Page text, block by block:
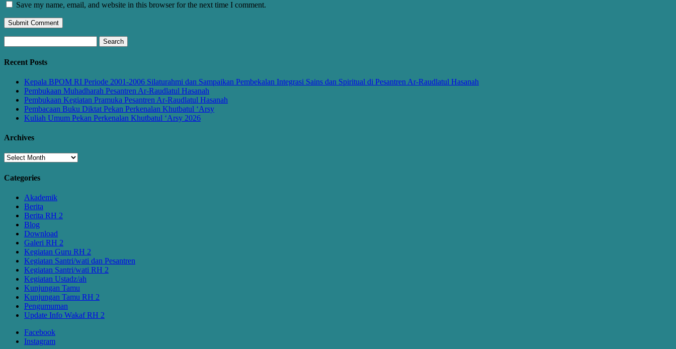
Save my name, email, and website in this browser for the next time I comment.
for:
Recent Posts
Kepala BPOM RI Periode 2001-2006 Silaturahmi dan Sampaikan Pembekalan Integrasi Sains dan Spiritual di Pesantren Ar-Raudlatul Hasanah
Pembukaan Muhadharah Pesantren Ar-Raudlatul Hasanah
Pembukaan Kegiatan Pramuka Pesantren Ar-Raudlatul Hasanah
Pembacaan Buku Diktat Pekan Perkenalan Khutbatul ‘Arsy
Kuliah Umum Pekan Perkenalan Khutbatul ‘Arsy 2026
Archives
Archives
Categories
Akademik
Berita
Berita RH 2
Blog
Download
Galeri RH 2
Kegiatan Guru RH 2
Kegiatan Santri/wati dan Pesantren
Kegiatan Santri/wati RH 2
Kegiatan Ustadz/ah
Kunjungan Tamu
Kunjungan Tamu RH 2
Pengumuman
Update Info Wakaf RH 2
Facebook
Instagram